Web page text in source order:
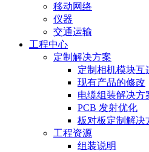
移动网络
仪器
交通运输
工程中心
定制解决方案
定制相机模块互
现有产品的修改
电缆组装解决方
PCB 发射优化
板对板定制解决
工程资源
组装说明